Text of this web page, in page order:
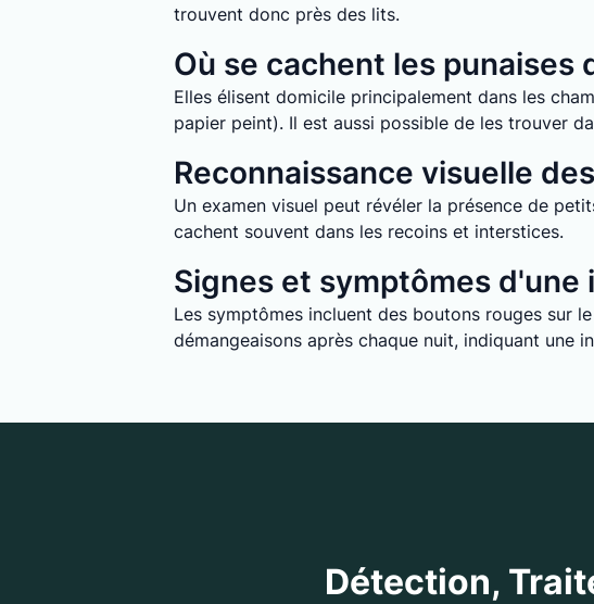
trouvent donc près des lits.
Où se cachent les punaises
Elles élisent domicile principalement dans les
papier peint). Il est aussi possible de les trouver
Reconnaissance visuelle
Un examen visuel peut révéler la présence de
cachent souvent dans les recoins et interstices.
Signes et symptômes d'une
Les symptômes incluent des boutons rouges sur
démangeaisons après chaque nuit, indiquant une
Détection,